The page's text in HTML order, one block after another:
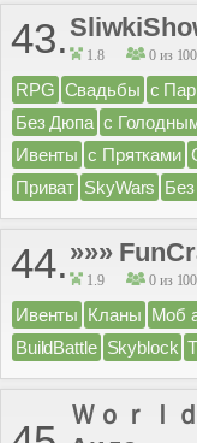
43. 1.8 0 из
RPG Свадьбы с
Без Дюпа с
Ивенты с Прятками
Приват SkyWars
44. »»»
1.9 0 из
Ивенты Кланы Моб
BuildBattle Skyblock
Ｗｏｒｌ